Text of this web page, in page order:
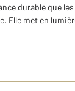
durable que
Elle met en